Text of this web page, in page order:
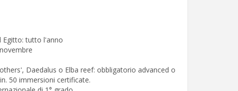
Egitto: tutto l'anno
Daedalus o Elba reef: obbligatorio advanced o
50 immersioni certificate.